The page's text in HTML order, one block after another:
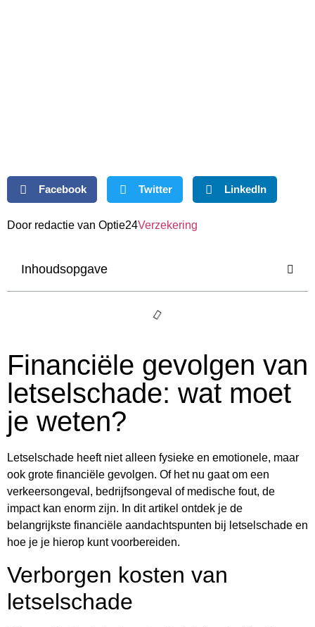
Facebook Twitter LinkedIn
Door redactie van Optie24Verzekering
Inhoudsopgave
Financiële gevolgen van
letselschade: wat moet
je weten?
Letselschade heeft niet alleen fysieke en emotionele, maar
ook grote financiële gevolgen. Of het nu gaat om een
verkeersongeval, bedrijfsongeval of medische fout, de
impact kan enorm zijn. In dit artikel ontdek je de
belangrijkste financiële aandachtspunten bij letselschade en
hoe je je hierop kunt voorbereiden.
Verborgen kosten van
letselschade